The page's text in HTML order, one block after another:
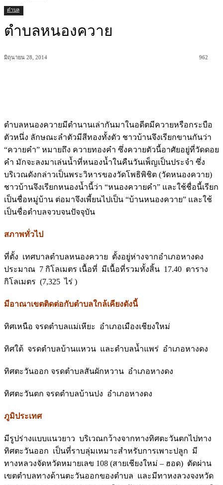
ตำบล
ตำบลหนองควาย
มิถุนายน 28, 2014 962
ตำบลหนองควายมีตำนานเล่ากันมาในอดีตมีควายหรือกระบือ
ตัวหนึ่ง ลักษณะลำตัวมีสีทองทั้งตัว ชาวบ้านจึงเรียกขานกันว่า
“ควายคำ” หมายถึง ควายทองคำ ซึ่งควายตัวนี้อาศัยอยู่ที่วัดดอย
คำ มักจะลงมาเล่นน้ำที่หนองน้ำในคืนวันเพ็ญเป็นประจำ ซึ่ง
บริเวณดังกล่าวเป็นพระวิหารของวัดโพธิพิชิต (วัดหนองควาย)
ชาวบ้านจึงเรียกหนองน้ำนี้ว่า “หนองควายคำ” และใช้ชื่อนี้เรียก
เป็นชื่อหมู่บ้าน ต่อมาจึงเพี้ยนไปเป็น “บ้านหนองควาย” และใช้
เป็นชื่อตำบลจวบจนปัจจุบัน
สภาพทั่วไป
ที่ตั้ง เทศบาลตำบลหนองควาย ตั้งอยู่ห่างจากอำเภอหางดง
ประมาณ 7 กิโลเมตร เนื้อที่ มีเนื้อที่รวมทั้งสิ้น 17.40 ตาราง
กิโลเมตร (7,325 ไร่ )
มีอาณาเขตติดต่อกับตำบลใกล้เคียงดังนี้
ทิศเหนือ จรดตำบลแม่เหียะ อำเภอเมืองเชียงใหม่
ทิศใต้ จรดตำบลบ้านแหวน และตำบลน้ำแพร่ อำเภอหางดง
ทิศตะวันออก จรดตำบลสันผักหวาน อำเภอหางดง
ทิศตะวันตก จรดตำบลบ้านปง อำเภอหางดง
ภูมิประเทศ
มีรูปร่างแบบแนวยาว บริเวณกว้างจากทางทิศตะวันตกไปทาง
ทิศตะวันออก เป็นที่ราบลุ่มเหมาะสำหรับการเพาะปลูก มี
ทางหลวงจัดหวัดหมายเลข 108 (สายเชียงใหม่ – ฮอด) ตัดผ่าน
เขตตำบลทางด้านตะวันออกของตำบล และมีทาหงลวงจงหวัด